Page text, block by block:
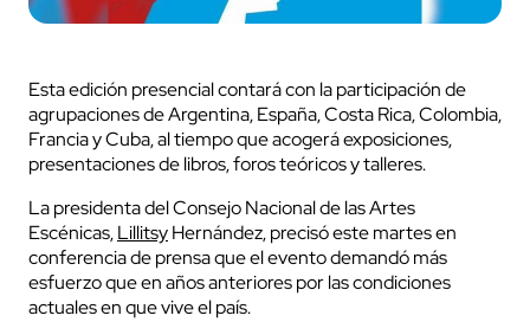
Esta edición presencial contará con la participación de
agrupaciones de Argentina, España, Costa Rica, Colombia,
Francia y Cuba, al tiempo que acogerá exposiciones,
presentaciones de libros, foros teóricos y talleres.
La presidenta del Consejo Nacional de las Artes
Escénicas,LillitsyHernández, precisó este martes en
conferencia de prensa que el evento demandó más
esfuerzo que en años anteriores por las condiciones
actuales en que vive el país.